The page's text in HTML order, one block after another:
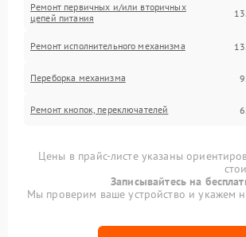
Ремонт первичных и/или вторичных
цепей питания
Ремонт исполнительного механизма
Переборка механизма
Ремонт кнопок, переключателей
Цены в прайс-листе указаны
Записывайтесь на
Мы проверим ваше устройство и укажем